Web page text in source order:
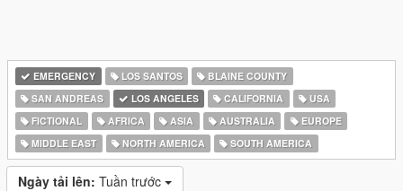
EMERGENCY LOS SANTOS
BLAINE COUNTY
SAN ANDREAS
LOS ANGELES CALIFORNIA
USA
FICTIONAL
AFRICA ASIA AUSTRALIA
EUROPE
MIDDLE EAST
NORTH AMERICA SOUTH AMERICA
Ngày tải lên: Tuần trước